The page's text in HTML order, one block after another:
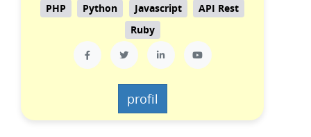
PHP Python Javascript
API Rest
Ruby
profil